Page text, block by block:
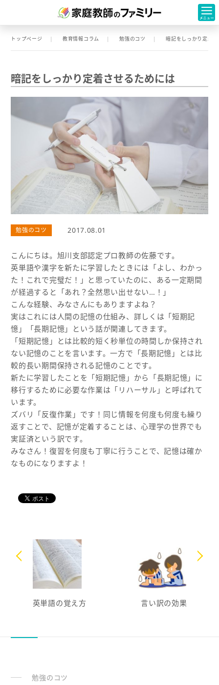
トップページ 教育情報コラム 勉強のコツ 暗記をしっかり定着
暗記をしっかり定着させるためには
勉強のコツ 2017.08.01
こんにちは。旭川支部認定プロ教師の佐藤です。
英単語や漢字を新たに学習したときには「よし、わかっ
た！これで完璧だ！」と思っていたのに、ある一定期間
が経過すると「あれ？全然思い出せない…！」
こんな経験、みなさんにもありますよね？
実はこれには人間の記憶の仕組み、詳しくは「短期記
憶」「長期記憶」という話が関連してきます。
「短期記憶」とは比較的短く秒単位の時間しか保持され
ない記憶のことを言います。一方で「長期記憶」とは比
較的長い期間保持される記憶のことです。
新たに学習したことを「短期記憶」から「長期記憶」に
移行するために必要な作業は「リハーサル」と呼ばれて
います。
ズバリ「反復作業」です！同じ情報を何度も何度も繰り
返すことで、記憶が定着することは、心理学の世界でも
実証済という訳です。
みなさん！復習を何度も丁寧に行うことで、記憶は確か
なものになりますよ！
英単語の覚え方 言い訳の効果
勉強のコツ